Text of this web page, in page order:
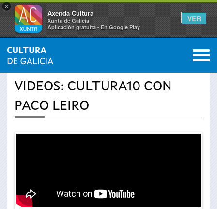
×
Axenda Cultura
Xunta de Galicia
Aplicación gratuíta - En Google Play
VER
Vostede
aquí
INICIO › ACTUALIDADE 0
VIDEOS: CULTURA10 CON
PACO LEIRO